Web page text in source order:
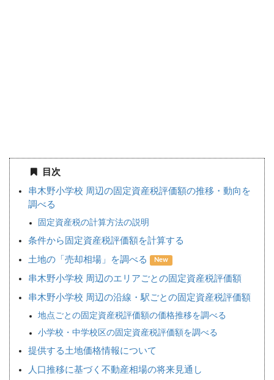
目次
串木野小学校 周辺の固定資産税評価額の推移・動向を
調べる
固定資産税の計算方法の説明
条件から固定資産税評価額を計算する
土地の「売却相場」を調べる New
串木野小学校 周辺のエリアごとの固定資産税評価額
串木野小学校 周辺の沿線・駅ごとの固定資産税評価額
地点ごとの固定資産税評価額の価格推移を調べる
小学校・中学校区の固定資産税評価額を調べる
提供する土地価格情報について
人口推移に基づく不動産相場の将来見通し